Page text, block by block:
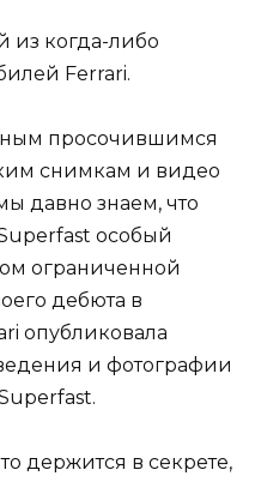
из когда-либо
Ferrari.
просочившимся
снимкам и видео
давно знаем, что
особый
ограниченной
дебюта в
опубликовала
и фотографии
держится в секрете,